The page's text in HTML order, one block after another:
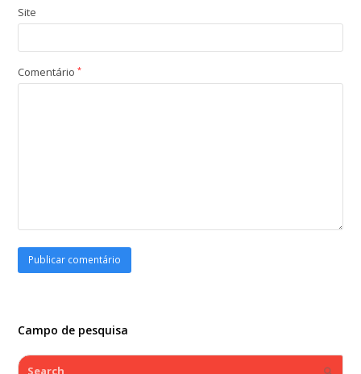
Site
Comentário*
Campo de pesquisa
Search